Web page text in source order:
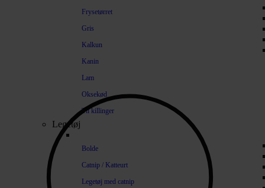
Frysetørret
Gris
Kalkun
Kanin
Lam
Oksekød
Til killinger
Legetøj
Bolde
Catnip / Katteurt
Legetøj med catnip